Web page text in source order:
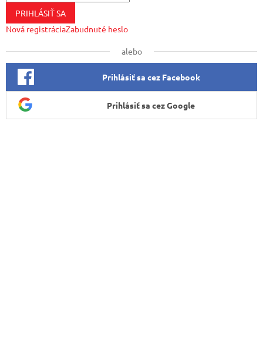
PRIHLÁSIŤ SA
Nová registráciaZabudnuté heslo
alebo
Prihlásiť sa cez Facebook
Prihlásiť sa cez Google